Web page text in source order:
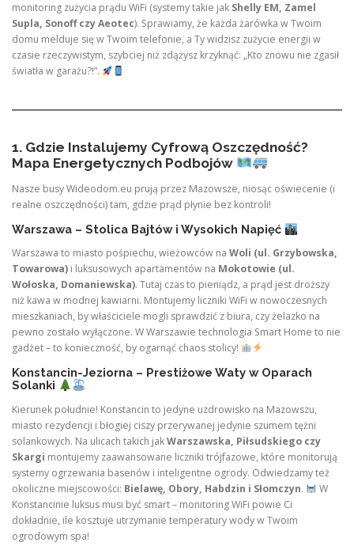
monitoring zużycia prądu WiFi (systemy takie jak Shelly EM, Zamel
Supla, Sonoff czy Aeotec). Sprawiamy, że każda żarówka w Twoim
domu melduje się w Twoim telefonie, a Ty widzisz zużycie energii w
czasie rzeczywistym, szybciej niż zdążysz krzyknąć: „Kto znowu nie zgasił
światła w garażu?!”.
1. Gdzie Instalujemy Cyfrową Oszczędność?
Mapa Energetycznych Podbojów
Nasze busy Wideodom.eu prują przez Mazowsze, niosąc oświecenie (i
realne oszczędności) tam, gdzie prąd płynie bez kontroli!
Warszawa – Stolica Bajtów i Wysokich Napięć
Warszawa to miasto pośpiechu, wieżowców na Woli (ul. Grzybowska,
Towarowa) i luksusowych apartamentów na Mokotowie (ul.
Wołoska, Domaniewska). Tutaj czas to pieniądz, a prąd jest droższy
niż kawa w modnej kawiarni. Montujemy liczniki WiFi w nowoczesnych
mieszkaniach, by właściciele mogli sprawdzić z biura, czy żelazko na
pewno zostało wyłączone. W Warszawie technologia Smart Home to nie
gadżet – to konieczność, by ogarnąć chaos stolicy!
Konstancin-Jeziorna – Prestiżowe Waty w Oparach
Solanki
Kierunek południe! Konstancin to jedyne uzdrowisko na Mazowszu,
miasto rezydencji i błogiej ciszy przerywanej jedynie szumem tężni
solankowych. Na ulicach takich jakWarszawska, Piłsudskiego czy
Skargi montujemy zaawansowane liczniki trójfazowe, które monitorują
systemy ogrzewania basenów i inteligentne ogrody. Odwiedzamy też
okoliczne miejscowości: Bielawę, Obory, Habdzin i Słomczyn.
W
Konstancinie luksus musi być smart – monitoring WiFi powie Ci
dokładnie, ile kosztuje utrzymanie temperatury wody w Twoim
ogrodowym spa!